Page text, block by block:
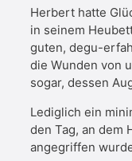
Herbert hatte
in seinem
guten, degu-
die Wunden von
sogar, dessen
Lediglich ein
den Tag, an dem
angegriffen